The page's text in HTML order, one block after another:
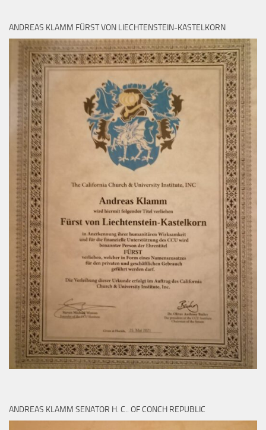
ANDREAS KLAMM FÜRST VON LIECHTENSTEIN-KASTELKORN
ANDREAS KLAMM SENATOR H. C.. OF CONCH REPUBLIC